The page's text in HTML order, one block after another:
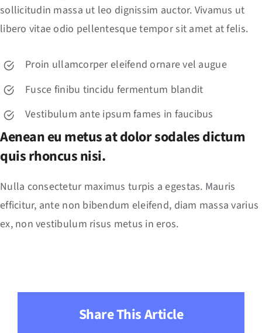
sollicitudin massa ut leo dignissim auctor. Vivamus ut
libero vitae odio pellentesque tempor sit amet at felis.
Proin ullamcorper eleifend ornare vel augue
Fusce finibu tincidu fermentum blandit
Vestibulum ante ipsum fames in faucibus
Aenean eu metus at dolor sodales dictum
quis rhoncus nisi.
Nulla consectetur maximus turpis a egestas. Mauris
efficitur, ante non bibendum eleifend, diam massa varius
ex, non vestibulum risus metus in eros.
Share This Article